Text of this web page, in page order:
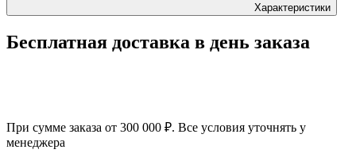
Характеристики
Бесплатная доставка в день заказа
При сумме заказа от 300 000 ₽. Все условия уточнять у
менеджера